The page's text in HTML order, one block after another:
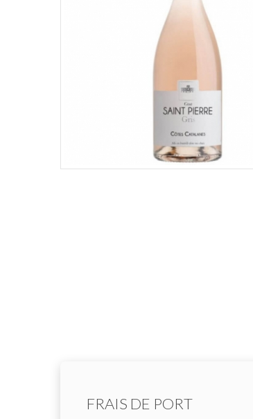
FRAIS DE PORT